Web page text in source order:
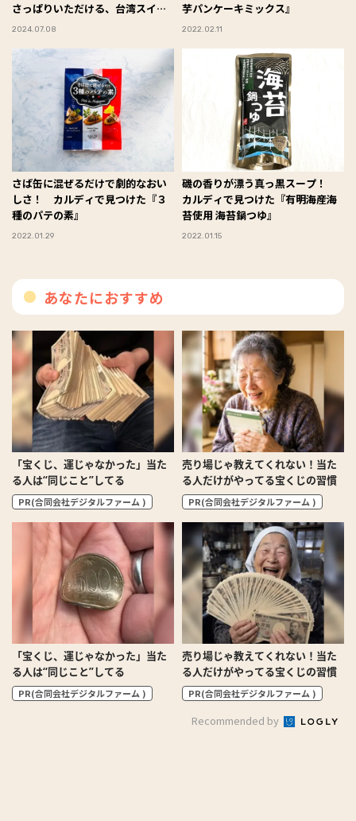
さっぱりいただける、台湾スイー
ツ！ #Omezaトーク
2024.07.08
芋パンケーキミックス』
2022.02.11
さば缶に混ぜるだけで劇的なおい
しさ！ カルディで見つけた『３
種のパテの素』
2022.01.29
磯の香りが漂う真っ黒スープ！
カルディで見つけた『有明海産海
苔使用 海苔鍋つゆ』
2022.01.15
あなたにおすすめ
「宝くじ、運じゃなかった」当た
る人は“同じこと”してる
PR(合同会社デジタルファーム )
売り場じゃ教えてくれない！当た
る人だけがやってる宝くじの習慣
PR(合同会社デジタルファーム )
「宝くじ、運じゃなかった」当た
る人は“同じこと”してる
PR(合同会社デジタルファーム )
売り場じゃ教えてくれない！当た
る人だけがやってる宝くじの習慣
PR(合同会社デジタルファーム )
Recommended by